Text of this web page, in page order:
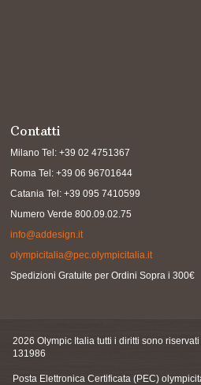
Contatti
Milano Tel: +39 02 4751367
Roma Tel: +39 06 96701644
Catania Tel: +39 095 7410599
Numero Verde 800.09.02.75
info@addesign.it
olympicitalia@pec.olympicitalia.it
Spedizioni Gratuite per Ordini Sopra i 300€
2026 Olympic Italia tutti i diritti sono
131986
Posta Elettronica Certificata (PEC)